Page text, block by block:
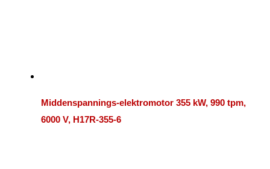
Middenspannings-elektromotor 355 kW, 990 tpm,
6000 V, H17R-355-6